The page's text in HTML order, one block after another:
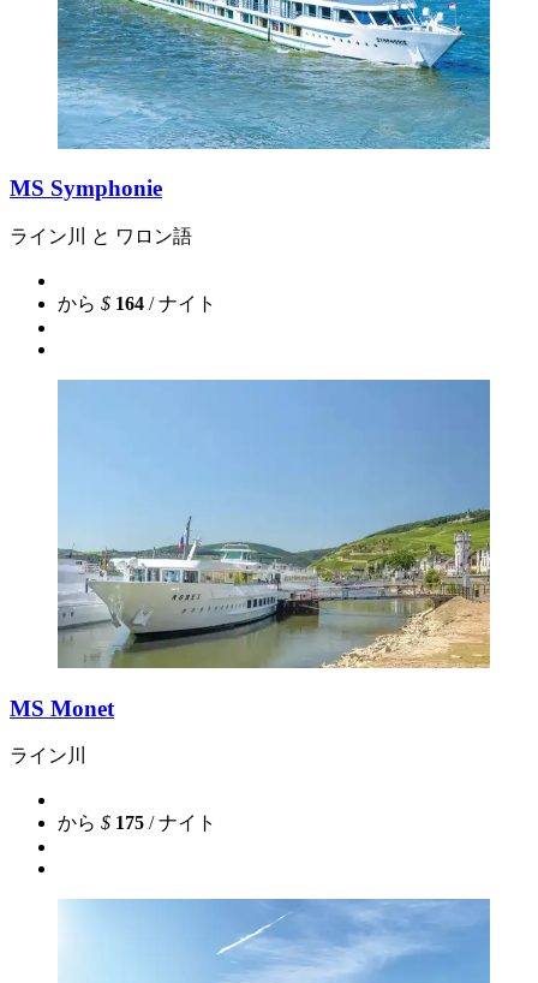
MS Symphonie
ライン川 と ワロン語
から $ 164 / ナイト
MS Monet
ライン川
から $ 175 / ナイト